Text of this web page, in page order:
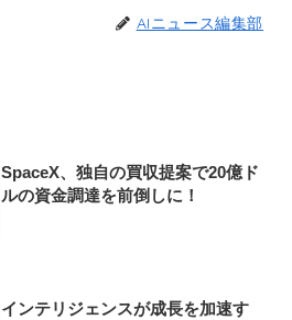
AIニュース編集部
SpaceX、独自の買収提案で20億ド
ルの資金調達を前倒しに！
インテリジェンスが成長を加速す